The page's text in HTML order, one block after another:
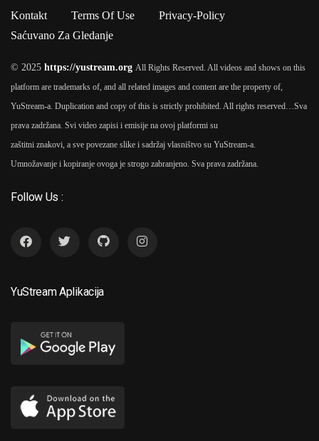
Kontakt Terms Of Use
Privacy-Policy
Saćuvano Za Gledanje
© 2025 https://yustream.org All Rights Reserved. All videos and shows on this
platform are trademarks of, and all related images and content are the property of,
YuStream-a. Duplication and copy of this is strictly prohibited. All rights reserved… Sva
prava zadržana. Svi video zapisi i emisije na ovoj platformi su
zaštitni znakovi, a sve povezane slike i sadržaj vlasništvo su YuStream-a.
Umnožavanje i kopiranje ovoga je strogo zabranjeno. Sva prava zadržana.
Follow Us :
YuStream Aplikacija